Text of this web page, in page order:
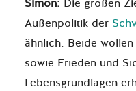
Simon: Die großen
Außenpolitik der
ähnlich. Beide
sowie Frieden und
Lebensgrundlagen